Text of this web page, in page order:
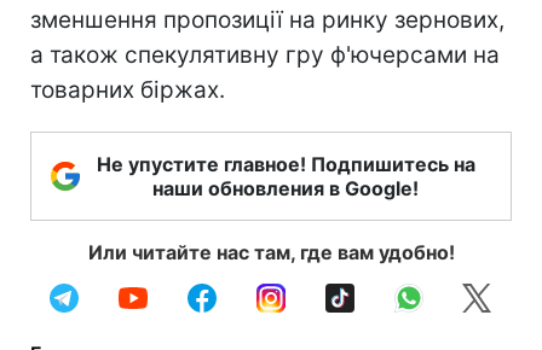
зменшення пропозиції на ринку зернових,
а також спекулятивну гру ф'ючерсами на
товарних біржах.
Не упустите главное! Подпишитесь на
наши обновления в Google!
Или читайте нас там, где вам удобно!